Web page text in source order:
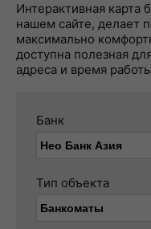
Интерактивная карта
нашем сайте, делает
максимально
доступна полезная
адреса и время
Банк
Тип объекта